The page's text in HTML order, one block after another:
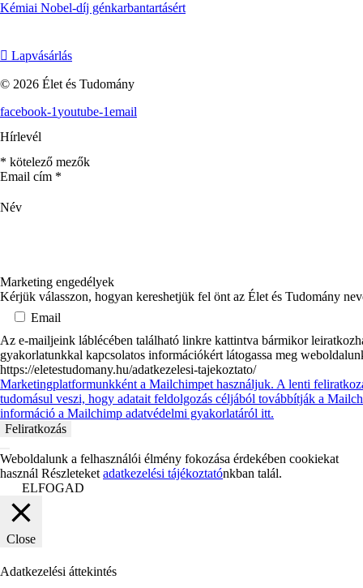
Kémiai Nobel-díj génkarbantartásért
Lapvásárlás
© 2026 Élet és Tudomány
facebook-1youtube-1email
Hírlevél
* kötelező mezők
Email cím *
Név
Marketing engedélyek
Kérjük válasszon, hogyan kereshetjük fel önt az Élet és Tudomány
Email
Az e-mailjeink láblécében található linkre kattintva bármikor
gyakorlatunkkal kapcsolatos információkért látogassa meg
https://eletestudomany.hu/adatkezelesi-tajekoztato/
Marketingplatformunkként a Mailchimpet használjuk. A lenti
tudomásul veszi, hogy adatait feldolgozás céljából továbbítják a
információ a Mailchimp adatvédelmi gyakorlatáról itt.
Weboldalunk a felhasználói élmény fokozása érdekében cookiekat
használ Részleteket adatkezelési tájékoztatónkban talál.
ELFOGAD
Close
Adatkezelési áttekintés